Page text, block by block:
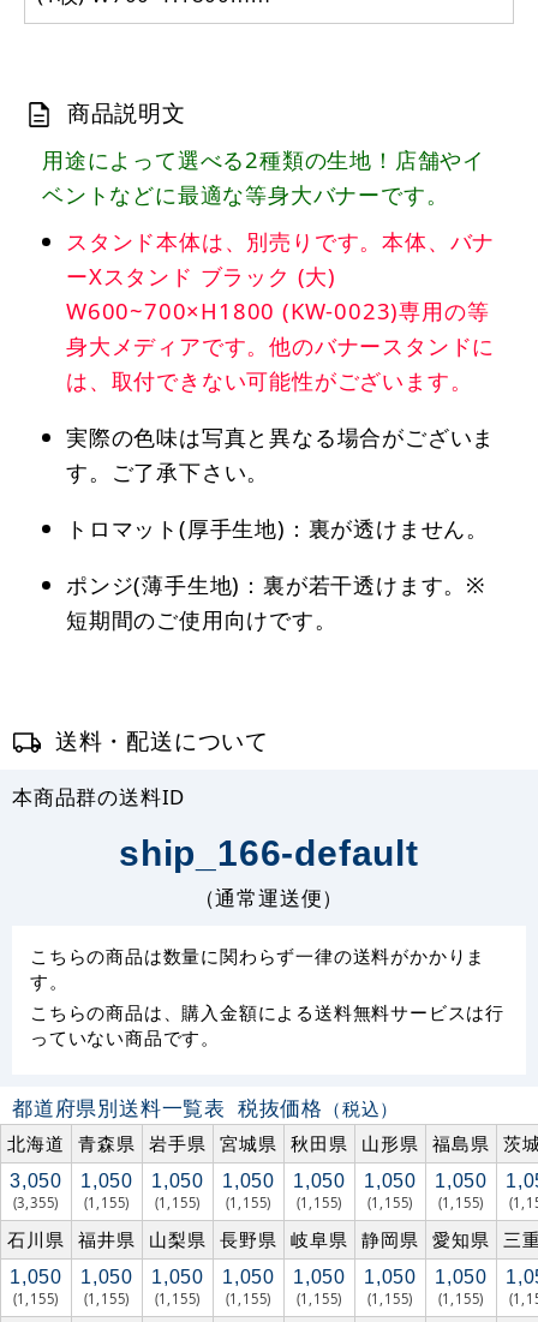
商品説明文
用途によって選べる2種類の生地！店舗やイ
ベントなどに最適な等身大バナーです。
スタンド本体は、別売りです。本体、バナ
ーXスタンド ブラック (大)
W600~700×H1800 (KW-0023)専用の等
身大メディアです。他のバナースタンドに
は、取付できない可能性がございます。
実際の色味は写真と異なる場合がございま
す。ご了承下さい。
トロマット(厚手生地)：裏が透けません。
ポンジ(薄手生地)：裏が若干透けます。※
短期間のご使用向けです。
送料・配送について
本商品群の送料ID
ship_166-default
（通常運送便）
こちらの商品は数量に関わらず一律の送料がかかりま
す。
こちらの商品は、購入金額による送料無料サービスは行
っていない商品です。
都道府県別送料一覧表 税抜価格 （税込）
北海道
青森県 岩手県 宮城県 秋田県 山形県 福島県 茨
3,050
(3,355)
1,050
(1,155)
1,050
(1,155)
1,050
(1,155)
1,050
(1,155)
1,050
(1,155)
1,050
(1,155)
石川県 福井県 山梨県 長野県 岐阜県 静岡県 愛知県 三
1,050
(1,155)
1,050
(1,155)
1,050
(1,155)
1,050
(1,155)
1,050
(1,155)
1,050
(1,155)
1,050
(1,155)